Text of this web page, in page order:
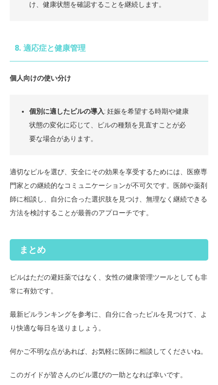
け、健康状態を確認することを継続します。
8. 適応症と健康管理
個人向けの使い分け
個別に適したピルの導入: 妊娠を希望する時期や健康
状態の変化に応じて、ピルの種類を見直すことが必
要な場合があります。
適切なピルを選び、安全にその効果を享受するためには、医療専
門家との継続的なコミュニケーションが不可欠です。医師や薬剤
師に相談し、自分に合った選択肢を見つけ、無理なく継続できる
方法を検討することが最善のアプローチです。
まとめ
ピルはただの避妊薬ではなく、女性の健康管理ツールとしても非
常に有効です。
最新ピルランキングを参考に、自分に合ったピルを見つけて、よ
り快適な毎日を送りましょう。
何かご不明な点があれば、お気軽に医師に相談してくださいね。
このガイドが皆さんのピル選びの一助となれば幸いです。